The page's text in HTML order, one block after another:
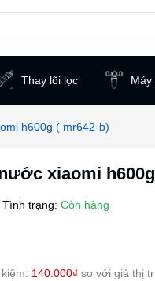
Thay lõi lọc Máy
h600g ( mr642-b)
xiaomi
Tình trạng: Còn hàng
140.000₫ so với giá thị